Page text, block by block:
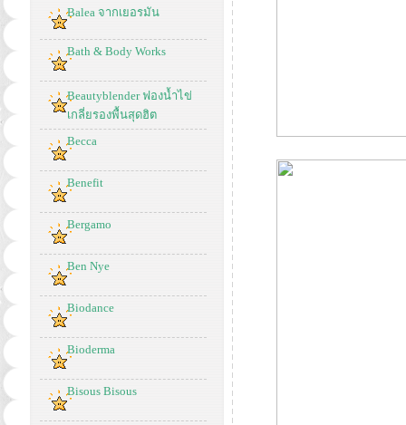
Balea จากเยอรมัน
Bath & Body Works
Beautyblender ฟองน้ำไข่
เกลี่ยรองพื้นสุดฮิต
Becca
Benefit
Bergamo
Ben Nye
Biodance
Bioderma
Bisous Bisous